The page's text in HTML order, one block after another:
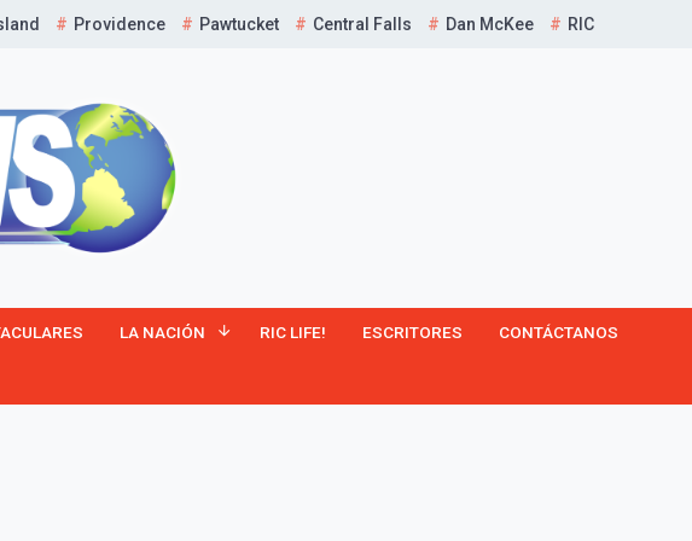
Providence Pawtucket Central Falls Dan McKee RIC
LA NACIÓN RIC LIFE! ESCRITORES CONTÁCTANOS
¡Suscríbete y Vive la
Experiencia!